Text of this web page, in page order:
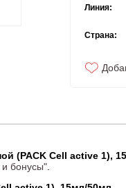
Линия:
Страна:
(PACK Cell active 1),
и бонусы"